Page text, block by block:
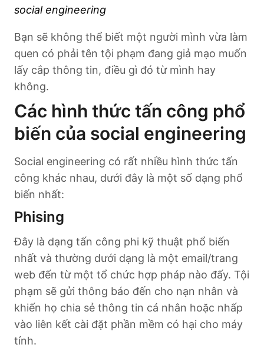
social engineering
Bạn sẽ không thể biết một người mình vừa làm
quen có phải tên tội phạm đang giả mạo muốn
lấy cắp thông tin, điều gì đó từ mình hay
không.
Các hình thức tấn công phổ
biến của social engineering
Social engineering có rất nhiều hình thức tấn
công khác nhau, dưới đây là một số dạng phổ
biến nhất:
Phising
Đây là dạng tấn công phi kỹ thuật phổ biến
nhất và thường dưới dạng là một email/trang
web đến từ một tổ chức hợp pháp nào đấy. Tội
phạm sẽ gửi thông báo đến cho nạn nhân và
khiến họ chia sẻ thông tin cá nhân hoặc nhấp
vào liên kết cài đặt phần mềm có hại cho máy
tính.